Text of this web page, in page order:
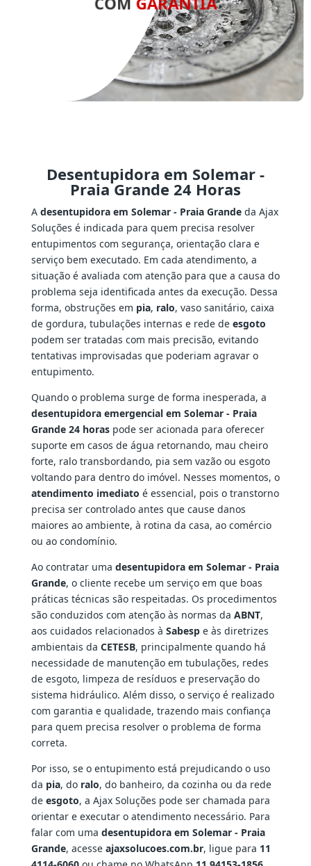
COM GARANTIA
Desentupidora em Solemar -
Praia Grande 24 Horas
A desentupidora em Solemar - Praia Grandeda Ajax
Soluções é indicada para quem precisa resolver
entupimentos com segurança, orientação clara e
serviço bem executado. Em cada atendimento, a
situação é avaliada com atenção para que a causa do
problema seja identificada antes da execução. Dessa
forma, obstruções em pia, ralo, vaso sanitário, caixa
de gordura, tubulações internas e rede de esgoto
podem ser tratadas com mais precisão, evitando
tentativas improvisadas que poderiam agravar o
entupimento.
Quando o problema surge de forma inesperada, a
desentupidora emergencial em Solemar - Praia
Grande 24 horaspode ser acionada para oferecer
suporte em casos de água retornando, mau cheiro
forte, ralo transbordando, pia sem vazão ou esgoto
voltando para dentro do imóvel. Nesses momentos, o
atendimento imediato é essencial, pois o transtorno
precisa ser controlado antes que cause danos
maiores ao ambiente, à rotina da casa, ao comércio
ou ao condomínio.
Ao contratar uma desentupidora em Solemar - Praia
Grande, o cliente recebe um serviço em que boas
práticas técnicas são respeitadas. Os procedimentos
são conduzidos com atenção às normas da ABNT,
aos cuidados relacionados à Sabespe às diretrizes
ambientais da CETESB, principalmente quando há
necessidade de manutenção em tubulações, redes
de esgoto, limpeza de resíduos e preservação do
sistema hidráulico. Além disso, o serviço é realizado
com garantia e qualidade, trazendo mais confiança
para quem precisa resolver o problema de forma
correta.
Por isso, se o entupimento está prejudicando o uso
da pia, do ralo, do banheiro, da cozinha ou da rede
de esgoto, a Ajax Soluções pode ser chamada para
orientar e executar o atendimento necessário. Para
falar com uma desentupidora em Solemar - Praia
Grande, acesse ajaxsolucoes.com.br, ligue para 11